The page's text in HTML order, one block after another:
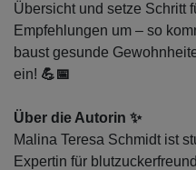
Übersicht und setze Schritt
Empfehlungen um – so
baust gesunde
ein! 💪📅
Über die Autorin ✨
Malina Teresa Schmidt ist
Expertin für